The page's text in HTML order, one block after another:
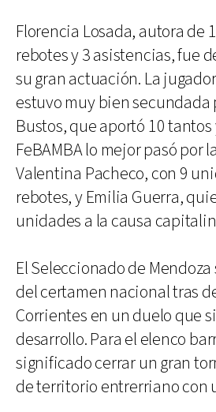
Florencia Losada, autora de
rebotes y 3 asistencias, fue
su gran actuación. La
estuvo muy bien secundada
Bustos, que aportó 10 tantos
FeBAMBA lo mejor pasó por
Valentina Pacheco, con 9
rebotes, y Emilia Guerra,
unidades a la causa
El Seleccionado de
del certamen nacional tras
Corrientes en un duelo que
desarrollo. Para el elenco
significado cerrar un gran
de territorio entrerriano con